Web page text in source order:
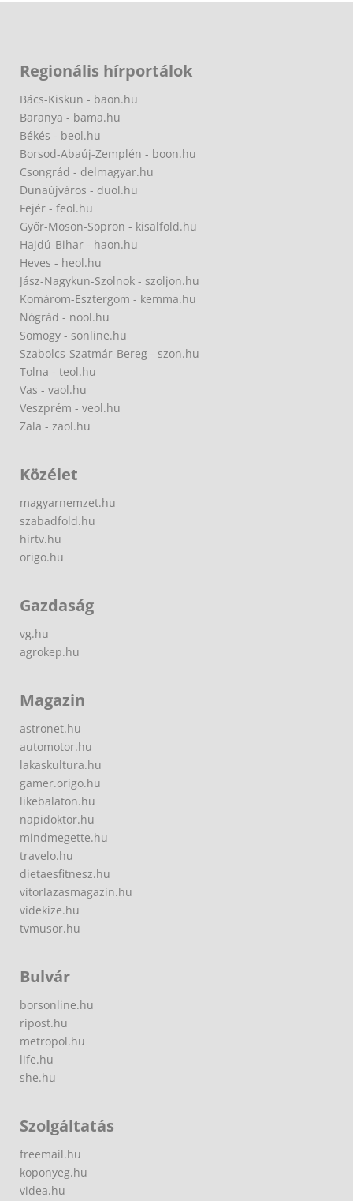
Regionális hírportálok
Bács-Kiskun - baon.hu
Baranya - bama.hu
Békés - beol.hu
Borsod-Abaúj-Zemplén - boon.hu
Csongrád - delmagyar.hu
Dunaújváros - duol.hu
Fejér - feol.hu
Győr-Moson-Sopron - kisalfold.hu
Hajdú-Bihar - haon.hu
Heves - heol.hu
Jász-Nagykun-Szolnok - szoljon.hu
Komárom-Esztergom - kemma.hu
Nógrád - nool.hu
Somogy - sonline.hu
Szabolcs-Szatmár-Bereg - szon.hu
Tolna - teol.hu
Vas - vaol.hu
Veszprém - veol.hu
Zala - zaol.hu
Közélet
magyarnemzet.hu
szabadfold.hu
hirtv.hu
origo.hu
Gazdaság
vg.hu
agrokep.hu
Magazin
astronet.hu
automotor.hu
lakaskultura.hu
gamer.origo.hu
likebalaton.hu
napidoktor.hu
mindmegette.hu
travelo.hu
dietaesfitnesz.hu
vitorlazasmagazin.hu
videkize.hu
tvmusor.hu
Bulvár
borsonline.hu
ripost.hu
metropol.hu
life.hu
she.hu
Szolgáltatás
freemail.hu
koponyeg.hu
videa.hu